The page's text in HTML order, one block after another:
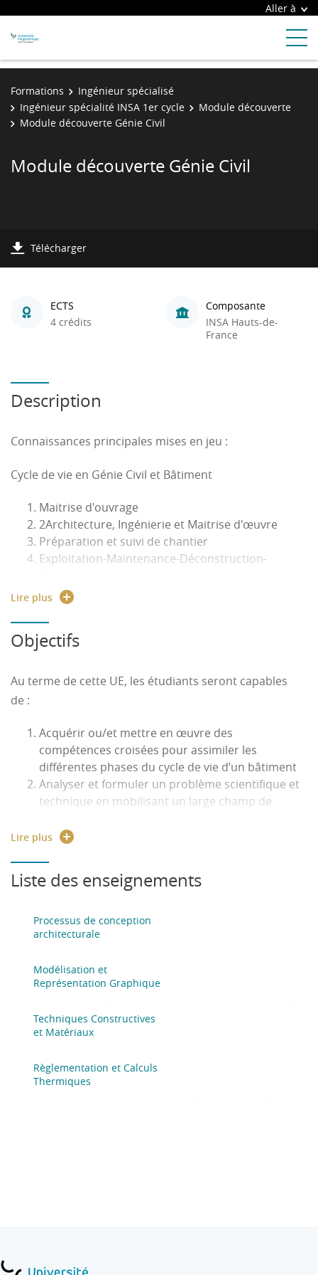
Aller à
Formations
Ingénieur spécialisé
Ingénieur spécialité INSA 1er cycle
Module découverte
Module découverte Génie Civil
Module découverte Génie Civil
Télécharger
ECTS
4 crédits
Composante
INSA Hauts-de-
France
Description
Connaissances principales mises en jeu :
Cycle de vie en Génie Civil et Bâtiment
Maitrise d'ouvrage
2Architecture, Ingénierie et Maitrise d'œuvre
Préparation et suivi de chantier
Exploitation-Maintenance-Déconstruction-
Compétences transversales à mettre en œuvre
Travailler en groupe afin de stimuler le débat
prise de décision, …)
(diversifier les ressources, démarche de
recherche)
Communiquer oralement et par écrit afin de
transmettre des idées /informations et
convaincre
S’auto évaluer afin de progresser
Lire plus
Objectifs
Au terme de cette UE, les étudiants seront capables
de :
Acquérir ou/et mettre en œuvre des
compétences croisées pour assimiler les
différentes phases du cycle de vie d’un bâtiment
Analyser et formuler un problème scientifique et
technique en mobilisant un large champ de
Modéliser et analyser un produit et un processus
Lire plus
Liste des enseignements
Processus de conception
architecturale
Modélisation et
Représentation Graphique
Techniques Constructives
et Matériaux
Règlementation et Calculs
Thermiques